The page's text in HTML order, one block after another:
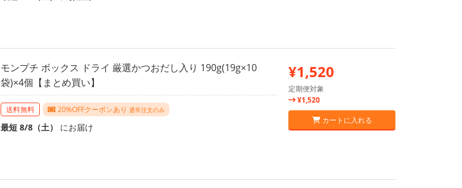
モンプチ ボックス ドライ 厳選かつおだし入り 190g(19g×10
袋)×4個【まとめ買い】
送料無料 20%OFFクーポンあり 通常注文のみ
最短 8/8（土） にお届け
¥1,520
定期便対象
¥1,520
カートに入れる